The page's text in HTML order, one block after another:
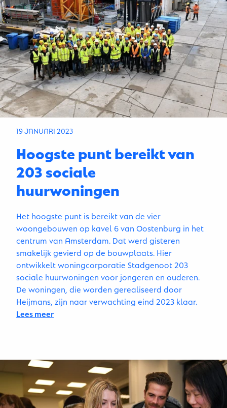
19 JANUARI 2023
Hoogste punt bereikt van
203 sociale
huurwoningen
Het hoogste punt is bereikt van de vier
woongebouwen op kavel 6 van Oostenburg in het
centrum van Amsterdam. Dat werd gisteren
smakelijk gevierd op de bouwplaats. Hier
ontwikkelt woningcorporatie Stadgenoot 203
sociale huurwoningen voor jongeren en ouderen.
De woningen, die worden gerealiseerd door
Heijmans, zijn naar verwachting eind 2023 klaar.
Lees meer